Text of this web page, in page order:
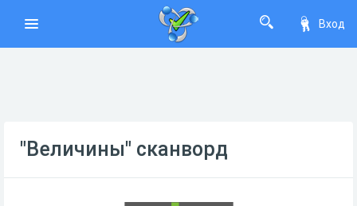
Вход
"Величины" сканворд